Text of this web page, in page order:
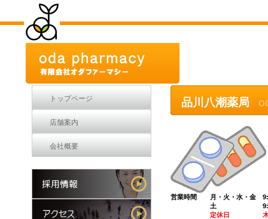
品川八潮薬局
営業時間 月・火・水・金
土 9:30～
定休日 木・
トップページ
店舗案内
会社概要